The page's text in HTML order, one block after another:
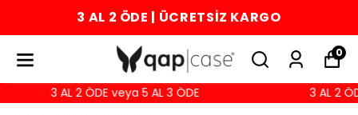
3 AL 2 ÖDE | ÜCRETSİZ KARGO
0
3 AL 2 ÖDE veya 5 AL 3 ÖDE 3 AL 2